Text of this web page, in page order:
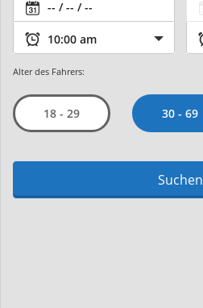
Alter des Fahrers:
18 - 29 30 - 69
Suchen